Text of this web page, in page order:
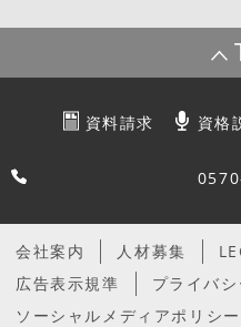
資料請求 資格
会社案内 人材募集
広告表示規準
プライバ
ソーシャルメディアポリシー